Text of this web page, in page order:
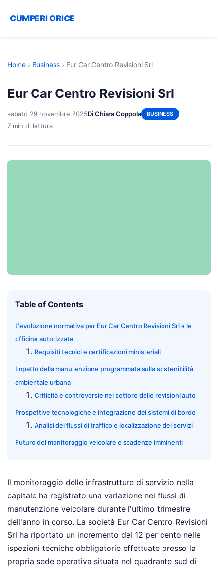
CUMPERI ORICE
Home › Business › Eur Car Centro Revisioni Srl
Eur Car Centro Revisioni Srl
sabato 29 novembre 2025Di Chiara Coppola BUSINESS
7 min di lettura
Table of Contents
L'evoluzione normativa per Eur Car Centro Revisioni Srl e le
officine autorizzate
Requisiti tecnici e certificazioni ministeriali
Impatto della manutenzione programmata sulla sostenibilità
ambientale urbana
Criticità e controversie nel settore delle revisioni auto
Prospettive tecnologiche e integrazione dei sistemi di bordo
Analisi dei flussi di traffico e localizzazione dei servizi
Futuro del monitoraggio veicolare e scadenze imminenti
Il monitoraggio delle infrastrutture di servizio nella
capitale ha registrato una variazione nei flussi di
manutenzione veicolare durante l'ultimo trimestre
dell'anno in corso. La società Eur Car Centro Revisioni
Srl ha riportato un incremento del 12 per cento nelle
ispezioni tecniche obbligatorie effettuate presso la
propria sede operativa situata nel quadrante sud di